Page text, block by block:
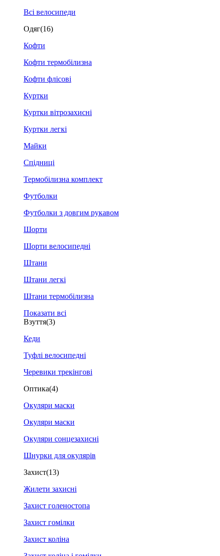
Всі велосипеди
Одяг(16)
Кофти
Кофти термобілизна
Кофти флісові
Куртки
Куртки вітрозахисні
Куртки легкі
Майки
Спідниці
Термобілизна комплект
Футболки
Футболки з довгим рукавом
Шорти
Шорти велосипедні
Штани
Штани легкі
Штани термобілизна
Показати всі
Взуття(3)
Кеди
Туфлі велосипедні
Черевики трекінгові
Оптика(4)
Окуляри маски
Окуляри маски
Окуляри сонцезахисні
Шнурки для окулярів
Захист(13)
Жилети захисні
Захист голеностопа
Захист гомілки
Захист коліна